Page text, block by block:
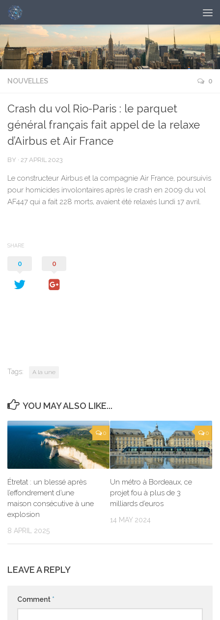
NOUVELLES 0
Crash du vol Rio-Paris : le parquet
général français fait appel de la relaxe
d’Airbus et Air France
BY · 27 APRIL 2023
Le constructeur Airbus et la compagnie Air France, poursuivis
pour homicides involontaires après le crash en 2009 du vol
AF447 qui a fait 228 morts, avaient été relaxés lundi 17 avril.
SHARE
0 0
Tags: A la une
YOU MAY ALSO LIKE...
0
Étretat : un blessé après
l’effondrement d’une
maison consécutive à une
explosion
8 APRIL 2025
0
Un métro à Bordeaux, ce
projet fou à plus de 3
milliards d’euros
14 MAY 2024
LEAVE A REPLY
Comment *